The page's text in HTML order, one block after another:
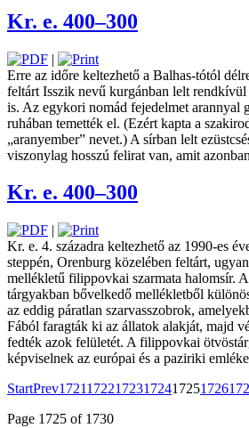
Kr. e. 400–300
|
Erre az időre keltezhető a Balhas-tótól
feltárt Isszik nevű kurgánban lelt ­rend­kívül
is. Az egykori nomád fejedelmet arannyal
ruhában temették el. (Ezért kapta a
„aranyember” nevet.) A sírban lelt
viszonylag hosszú felirat van, amit
Kr. e. 400–300
|
Kr. e. 4. századra keltezhető az 1990-es
steppén, Orenburg közelében feltárt,
mellékletű filippovkai szarmata halomsír.
tárgyakban bővelkedő mellékletből
az eddig páratlan szarvasszobrok,
Fából faragták ki az állatok alakját, majd
fedték azok felületét. A filippovkai
képviselnek az ­európai és a paziriki
StartPrev172117221723172417251726
Page 1725 of 1730